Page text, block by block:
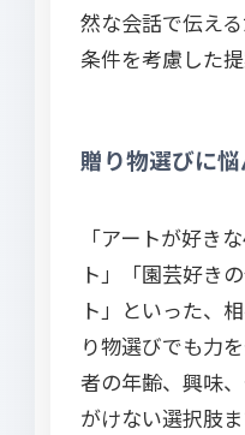
然な会話で伝え
条件を考慮した提
贈り物選びに
「アートが好き
ト」「園芸好き
ト」といった、
り物選びでも力
者の年齢、興味
がけない選択肢